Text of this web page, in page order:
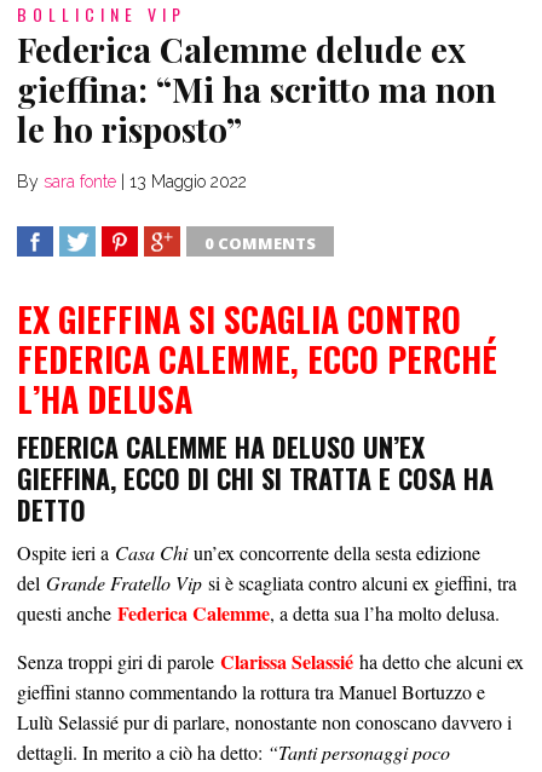
BOLLICINE VIP
Federica Calemme delude ex
gieffina: “Mi ha scritto ma non
le ho risposto”
By sara fonte 13 Maggio 2022
0 COMMENTS
EX GIEFFINA SI SCAGLIA CONTRO
FEDERICA CALEMME, ECCO PERCHÉ
L’HA DELUSA
FEDERICA CALEMME HA DELUSO UN’EX
GIEFFINA, ECCO DI CHI SI TRATTA E COSA HA
DETTO
Ospite ieri a Casa Chiun’ex concorrente della sesta edizione
del Grande Fratello Vip si è scagliata contro alcuni ex gieffini, tra
questi anche Federica Calemme, a detta sua l’ha molto delusa.
Senza troppi giri di parole Clarissa Selassié ha detto che alcuni ex
gieffini stanno commentando la rottura tra Manuel Bortuzzo e
Lulù Selassié pur di parlare, nonostante non conoscano davvero i
dettagli. In merito a ciò ha detto: “Tanti personaggi poco